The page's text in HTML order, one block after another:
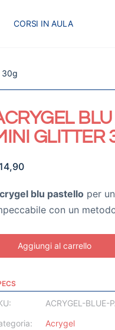
CORSI IN AULA
30g
GLITTER
14,90
blu pastello per
con un
Aggiungi al carrello
ACRYGEL-BLUE-
Acrygel